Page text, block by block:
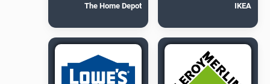
IKEA
The Home Depot